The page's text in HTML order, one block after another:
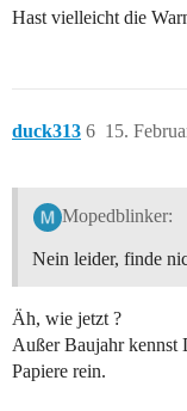
Hast vielleicht die
duck313 15.
6
Mopedblinker:
Nein leider, finde
Äh, wie jetzt ?
Außer Baujahr kennst
Papiere rein.